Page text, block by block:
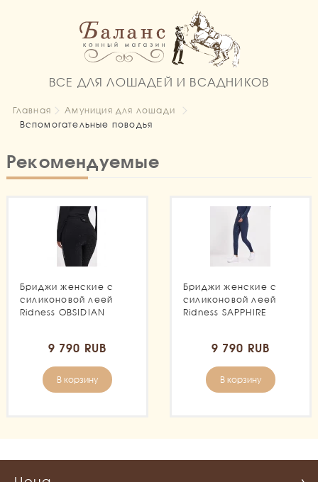
ВСЕ ДЛЯ ЛОШАДЕЙ И ВСАДНИКОВ
Главная
Амуниция для лошади
Вспомогательные поводья
Рекомендуемые
Бриджи женские с
силиконовой леей
Ridness OBSIDIAN
9 790 RUB
В корзину
Бриджи женские с
силиконовой леей
Ridness SAPPHIRE
9 790 RUB
В корзину